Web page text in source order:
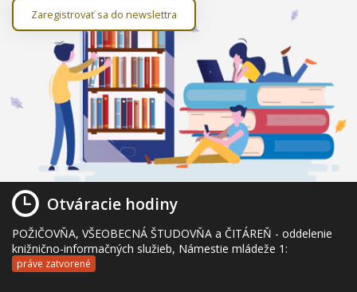
Zaregistrovať sa do newslettra
Otváracie hodiny
POŽIČOVŇA, VŠEOBECNÁ ŠTUDOVŇA a ČITÁREŇ - oddelenie
knižnično-informačných služieb, Námestie mládeže 1:
práve zatvorené